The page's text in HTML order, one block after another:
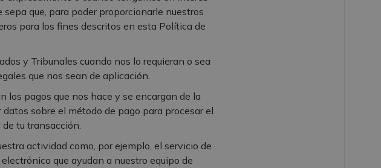
que, para poder proporcionarle nuestros
para los fines descritos en esta Política de
y Tribunales cuando nos lo requieran o sea
que nos sean de aplicación.
los pagos que nos hace y se encargan de la
sobre el método de pago para procesar el
tu transacción.
actividad como, por ejemplo, el servicio de
que ayudan a nuestro equipo de